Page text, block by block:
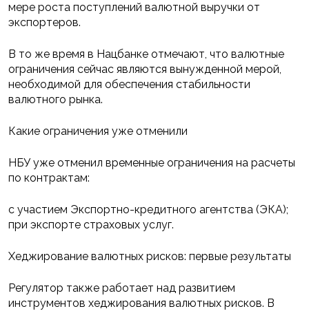
мере роста поступлений валютной выручки от
экспортеров.
В то же время в Нацбанке отмечают, что валютные
ограничения сейчас являются вынужденной мерой,
необходимой для обеспечения стабильности
валютного рынка.
Какие ограничения уже отменили
НБУ уже отменил временные ограничения на расчеты
по контрактам:
с участием Экспортно-кредитного агентства (ЭКА);
при экспорте страховых услуг.
Хеджирование валютных рисков: первые результаты
Регулятор также работает над развитием
инструментов хеджирования валютных рисков. В